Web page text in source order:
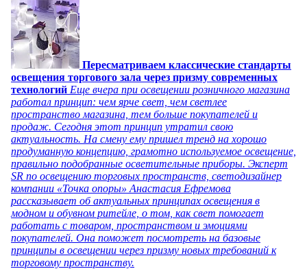
Пересматриваем классические стандарты
освещения торгового зала через призму современных
технологий Еще вчера при освещении розничного магазина
работал принцип: чем ярче свет, чем светлее
пространство магазина, тем больше покупателей и
продаж. Сегодня этот принцип утратил свою
актуальность. На смену ему пришел тренд на хорошо
продуманную концепцию, грамотно используемое освещение,
правильно подобранные осветительные приборы. Эксперт
SR по освещению торговых пространств, светодизайнер
компании «Точка опоры» Анастасия Ефремова
рассказывает об актуальных принципах освещения в
модном и обувном ритейле, о том, как свет помогает
работать с товаром, пространством и эмоциями
покупателей. Она поможет посмотреть на базовые
принципы в освещении через призму новых требований к
торговому пространству.